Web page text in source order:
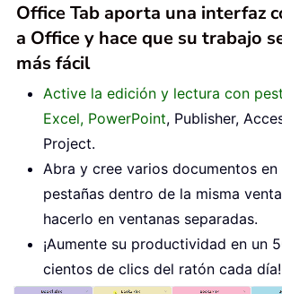
Office Tab aporta una interfaz
a Office y hace que su trabajo
más fácil
Active la edición y lectura con
Excel, PowerPoint, Publisher,
Project.
Abra y cree varios documentos en
pestañas dentro de la misma
hacerlo en ventanas separadas.
¡Aumente su productividad en un
cientos de clics del ratón cada día!